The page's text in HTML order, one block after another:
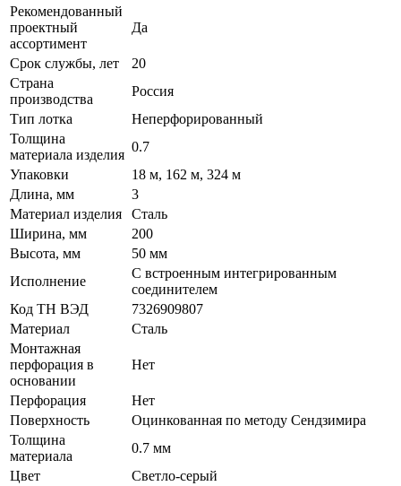
Рекомендованный
проектный
ассортимент
Да
Срок службы, лет
20
Страна
производства
Россия
Тип лотка
Неперфорированный
Толщина
материала изделия
0.7
Упаковки
18 м, 162 м, 324 м
Длина, мм
3
Материал изделия
Сталь
Ширина, мм
200
Высота, мм
50 мм
Исполнение
С встроенным интегрированным
соединителем
Код ТН ВЭД
7326909807
Материал
Сталь
Монтажная
перфорация в
основании
Нет
Перфорация
Нет
Поверхность
Оцинкованная по методу Сендзимира
Толщина
материала
0.7 мм
Цвет
Светло-серый